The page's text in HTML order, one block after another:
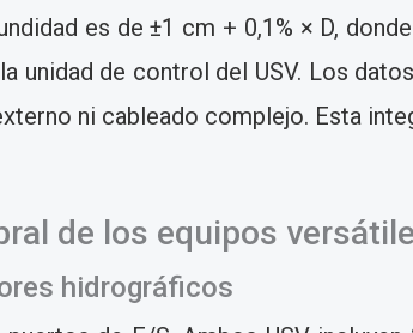
es de ±1 cm + 0,1% × D,
unidad de control del USV. Los
ni cableado complejo. Esta
de los equipos
hidrográficos